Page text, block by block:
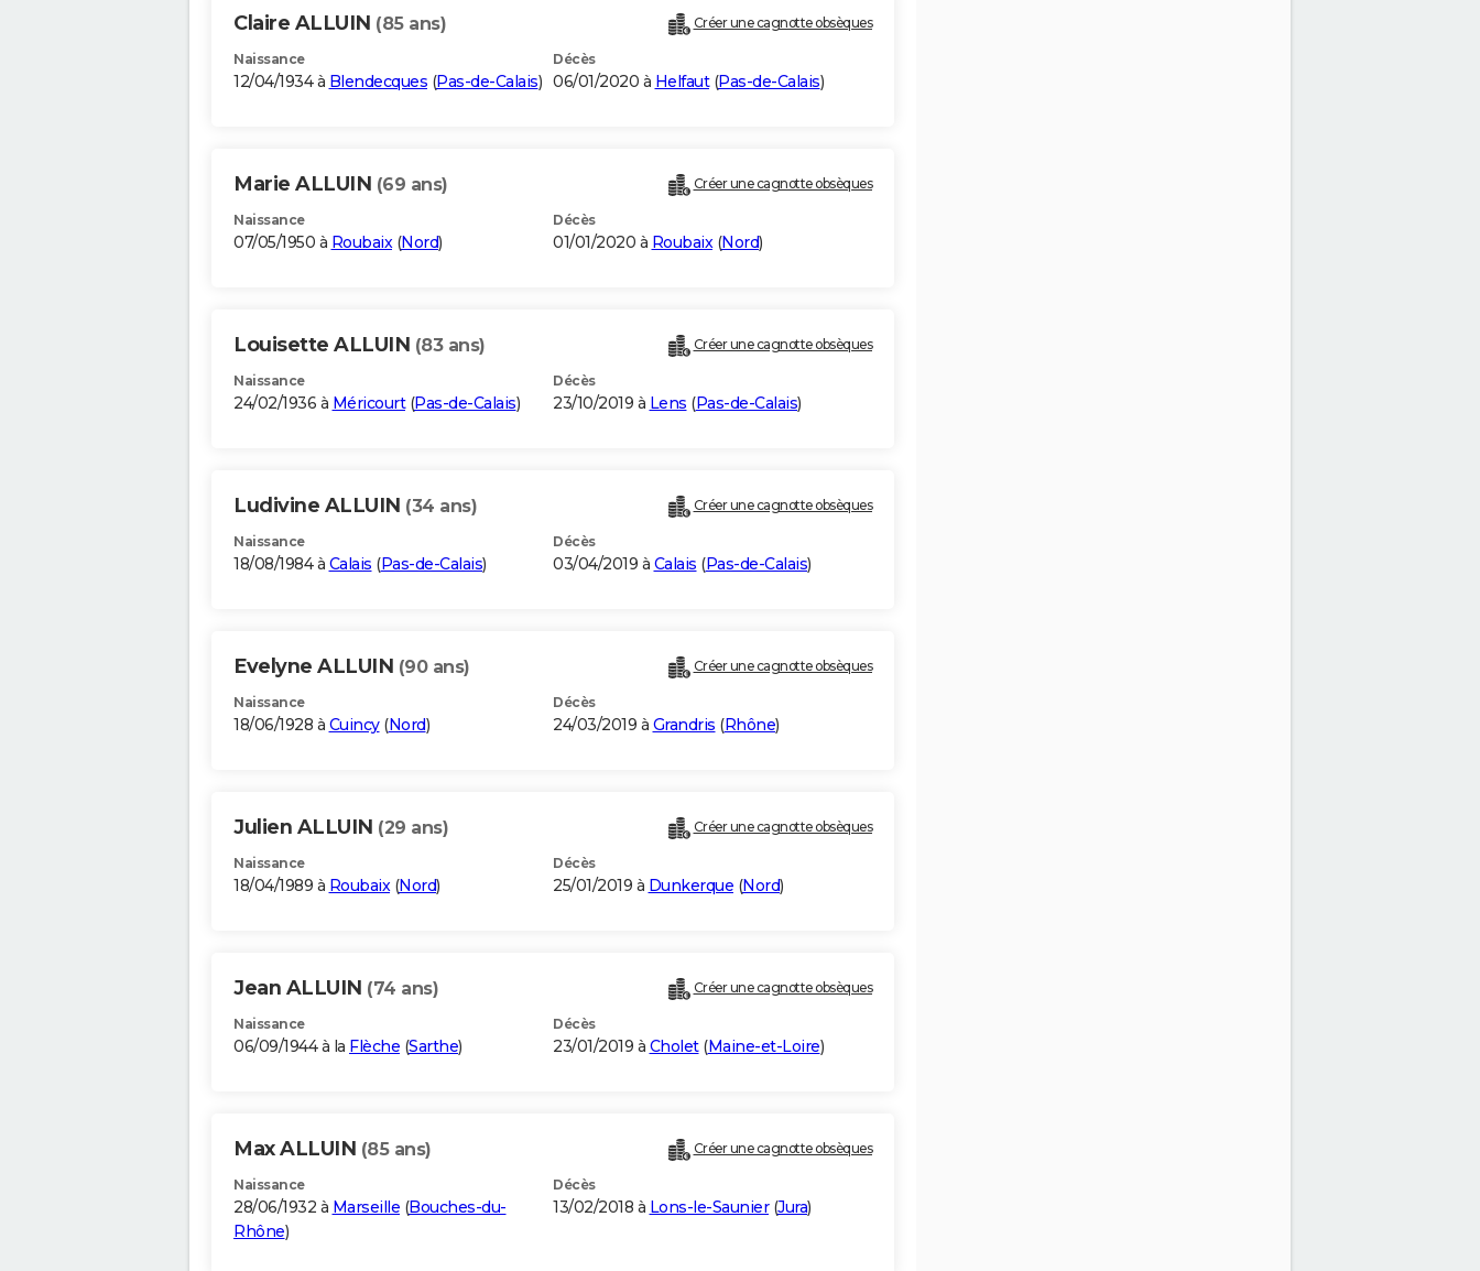
Claire ALLUIN (85 ans) Créer une cagnotte obsèques
Naissance
12/04/1934 à Blendecques (Pas-de-Calais)
Décès
06/01/2020 à Helfaut(Pas-de-Calais)
Marie ALLUIN (69 ans) Créer une cagnotte obsèques
Naissance
07/05/1950 à Roubaix(Nord)
Décès
01/01/2020 à Roubaix(Nord)
Louisette ALLUIN (83 ans) Créer une cagnotte obsèques
Naissance
24/02/1936 à Méricourt(Pas-de-Calais)
Décès
23/10/2019 à Lens (Pas-de-Calais)
Ludivine ALLUIN (34 ans) Créer une cagnotte obsèques
Naissance
18/08/1984 à Calais (Pas-de-Calais)
Décès
03/04/2019 à Calais (Pas-de-Calais)
Evelyne ALLUIN (90 ans) Créer une cagnotte obsèques
Naissance
18/06/1928 à Cuincy(Nord)
Décès
24/03/2019 à Grandris (Rhône)
Julien ALLUIN (29 ans) Créer une cagnotte obsèques
Naissance
18/04/1989 à Roubaix(Nord)
Décès
25/01/2019 à Dunkerque (Nord)
Jean ALLUIN (74 ans) Créer une cagnotte obsèques
Naissance
06/09/1944 à la Flèche (Sarthe)
Décès
23/01/2019 à Cholet(Maine-et-Loire)
Max ALLUIN (85 ans) Créer une cagnotte obsèques
Naissance
28/06/1932 à Marseille (Bouches-du-
Rhône)
Décès
13/02/2018 à Lons-le-Saunier(Jura)